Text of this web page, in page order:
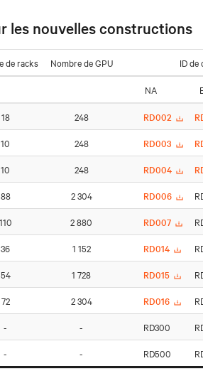
les nouvelles constructions
de racks Nombre de GPU ID de
NA
18 248 RD002
10 248 RD003
10 248 RD004
88 2 304 RD006
110 2 880 RD007
36 1 152 RD014
54 1 728 RD015
72 2 304 RD016
- - RD300
- - RD500